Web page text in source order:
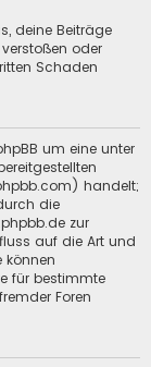
deine Beiträge
oder
Schaden
um eine unter
handelt;
die
zur
auf die Art und
können
für bestimmte
Foren